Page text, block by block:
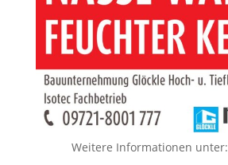
Weitere Informationen unter: